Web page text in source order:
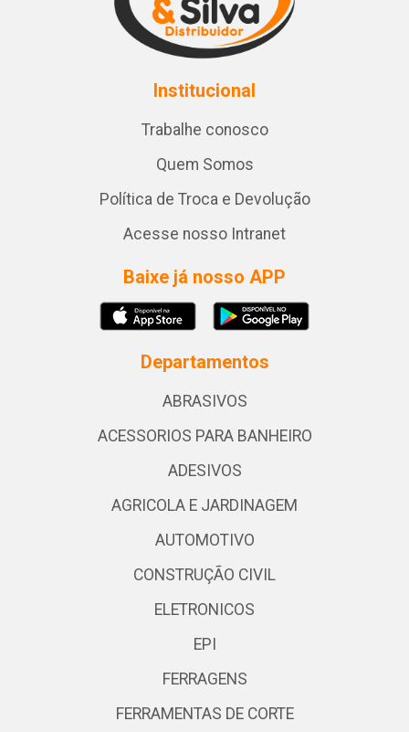
Institucional
Trabalhe conosco
Quem Somos
Política de Troca e Devolução
Acesse nosso Intranet
Baixe já nosso APP
Departamentos
ABRASIVOS
ACESSORIOS PARA BANHEIRO
ADESIVOS
AGRICOLA E JARDINAGEM
AUTOMOTIVO
CONSTRUÇÃO CIVIL
ELETRONICOS
EPI
FERRAGENS
FERRAMENTAS DE CORTE